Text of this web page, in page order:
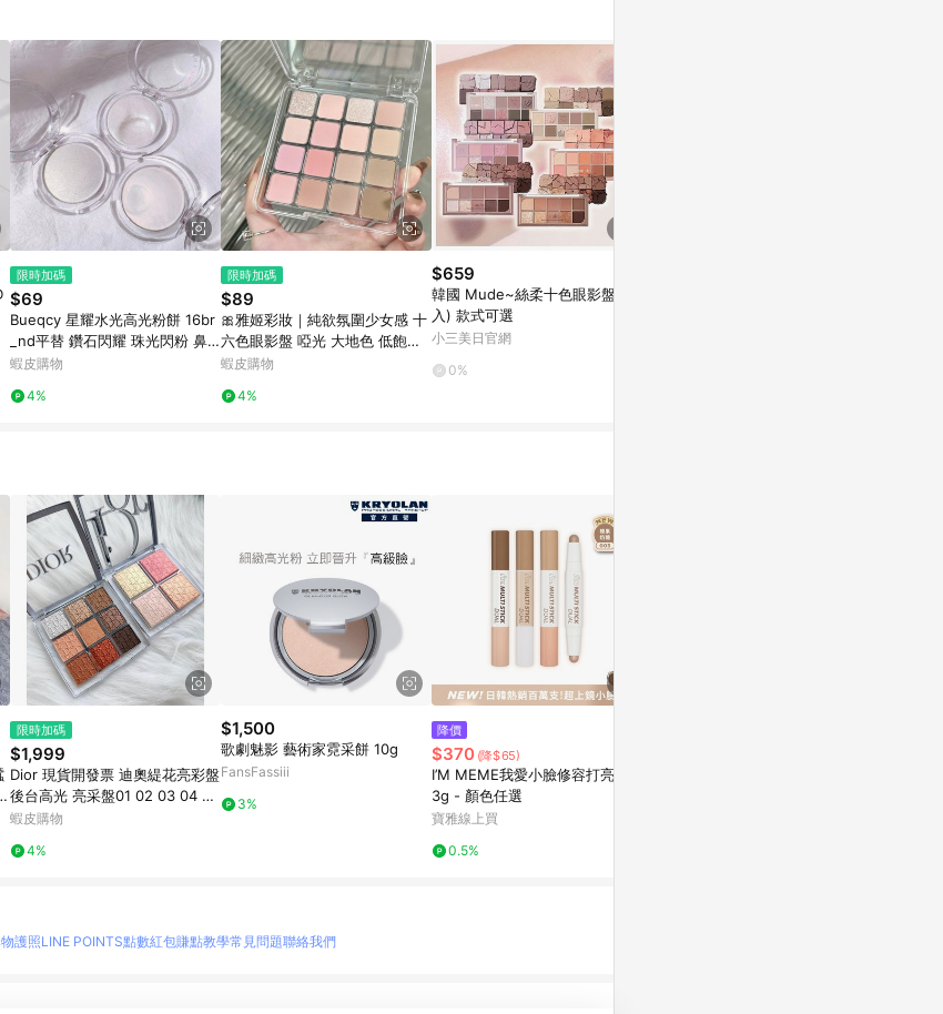
入蝦皮官網，則七天內於該蝦皮帳號下訂的首筆訂單會被蝦皮認列為該LINE用戶導
意。 13. 請注意以下行為將可能導致無法取得 LINE POINTS 點數回饋資格：使用非
由蝦皮系統判斷點擊路徑不符合回饋資格或規則者。 14. 若有贈點爭議，請務必於訂
超過60天(含)以上進行申訴，恕無法贈點回饋。需檢附蝦皮訂單完成、LINE購物訂
呈現：「非本次前往蝦皮商店之品項，不符合回饋資格」，則不受理此案件。 [注意
(電腦版/手機版網頁)切換為 App 會造成追蹤中斷而無法進行 LINE Points 回饋 2.若
過LINE購物前往蝦皮商城，否則無法進行LINE POINTS 回饋。 3.如用戶先前往
透過LINE購物前往至蝦皮商城將購物車結清，此方案將不列入 LINE Points 回饋 4.
購買蝦皮站上「蝦皮推廣服務」之商品，不符
實際價格有異，以蝦皮賣場價格為準 8. 使用代繳服務不具贈點資格 9. 實際回饋，依
限時加碼
$69
Bueqcy 星耀水光高光粉餅 16br
_nd平替 鑽石閃耀 珠光閃粉 鼻
影粉餅 臉部塑型修容提亮 神仙身
蝦皮購物
4%
限時加碼
$89
🎀雅姬彩妝｜純欲氛圍少女感 十
六色眼影盤 啞光 大地色 低飽和
度 珠光 煙熏 學生 新手 眼影盤
蝦皮購物
4%
$659
韓國 Mude~絲柔十色眼影盤(1
入) 款式可選
小三美日官網
0%
限時加碼
$1,999
Dior 現貨開發票 迪奧緹花亮彩盤
後台高光 亮采盤01 02 03 04 DI
OR專業後台眼影盤001
蝦皮購物
4%
$1,500
歌劇魅影 藝術家霓采餅 10g
FansFassiii
3%
降價
$370 (降$65)
I’M MEME我愛小臉修容打亮棒3.
3g - 顏色任選
寶雅線上買
0.5%
護照LINE POINTS點數紅包賺點教學常見問題聯絡我們